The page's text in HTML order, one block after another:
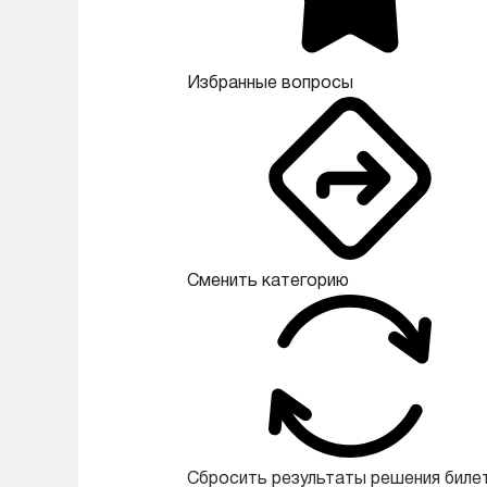
Избранные вопросы
Сменить категорию
Сбросить результаты решения